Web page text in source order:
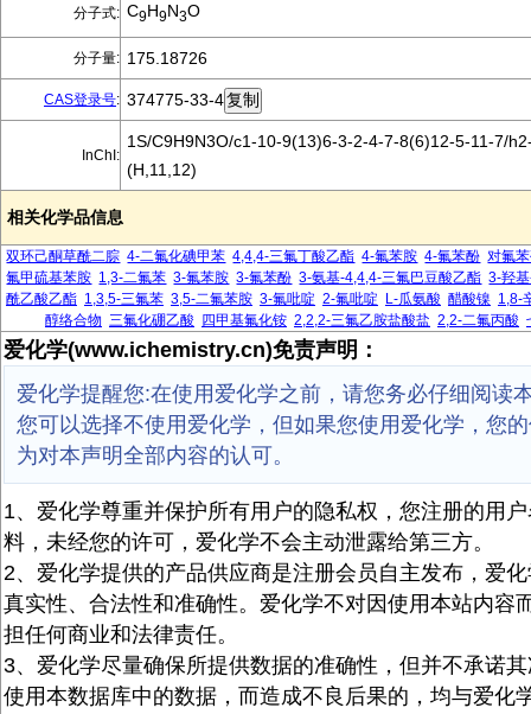
分子式: C9H9N3O
分子量: 175.18726
CAS登录号: 374775-33-4
InChI:
1S/C9H9N3O/c1-10-9(13)6-3-2-4-7-8(6)12-5-11-7/
(H,11,12)
相关化学品信息
双环己酮草酰二腙 4-二氟化碘甲苯 4,4,4-三氟丁酸乙酯 4-氟苯胺 4-氟苯酚 对氟
氟甲硫基苯胺 1,3-二氟苯 3-氟苯胺 3-氟苯酚 3-氨基-4,4,4-三氟巴豆酸乙酯 3-羟
酰乙酸乙酯 1,3,5-三氟苯 3,5-二氟苯胺 3-氟吡啶 2-氟吡啶 L-瓜氨酸 醋酸镍 1,8-
醇络合物 三氟化硼乙酸 四甲基氟化铵 2,2,2-三氟乙胺盐酸盐 2,2-二氟丙酸
爱化学(www.ichemistry.cn)免责声明：
爱化学提醒您:在使用爱化学之前，请您务必仔细阅读
您可以选择不使用爱化学，但如果您使用爱化学，您
为对本声明全部内容的认可。
1、爱化学尊重并保护所有用户的隐私权，您注册的用
料，未经您的许可，爱化学不会主动泄露给第三方。
2、爱化学提供的产品供应商是注册会员自主发布，爱
真实性、合法性和准确性。爱化学不对因使用本站内容
担任何商业和法律责任。
3、爱化学尽量确保所提供数据的准确性，但并不承诺
使用本数据库中的数据，而造成不良后果的，均与爱化